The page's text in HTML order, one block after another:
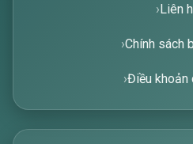
Liên
Chính sách
Điều khoản